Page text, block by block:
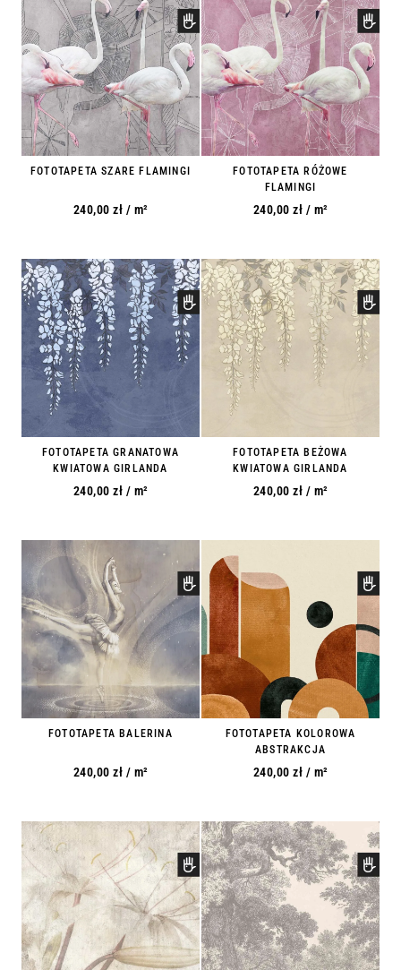
FOTOTAPETA SZARE FLAMINGI
240,00 zł / m²
FOTOTAPETA RÓŻOWE
FLAMINGI
240,00 zł / m²
FOTOTAPETA GRANATOWA
KWIATOWA GIRLANDA
240,00 zł / m²
FOTOTAPETA BEŻOWA
KWIATOWA GIRLANDA
240,00 zł / m²
FOTOTAPETA BALERINA
240,00 zł / m²
FOTOTAPETA KOLOROWA
ABSTRAKCJA
240,00 zł / m²